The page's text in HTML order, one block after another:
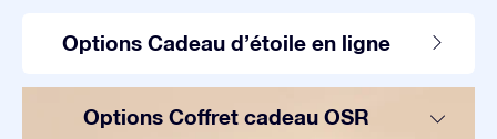
Options Cadeau d’étoile en ligne
Options Coffret cadeau OSR